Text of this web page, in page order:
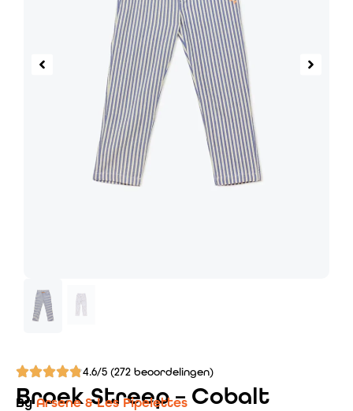
4.6/5 (272 beoordelingen)
Broek Streep – Cobalt
ByArsene & Les Pipelettes